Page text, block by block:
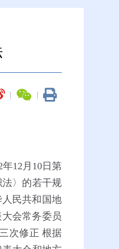
|
|
年12 月 10日第
〉的若干规
民共和国地
会常务委员
次修正 根据